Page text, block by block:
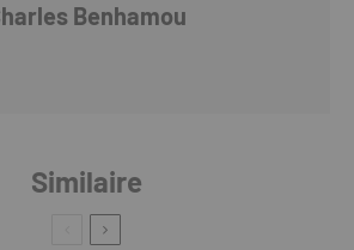
Benhamou
Similaire